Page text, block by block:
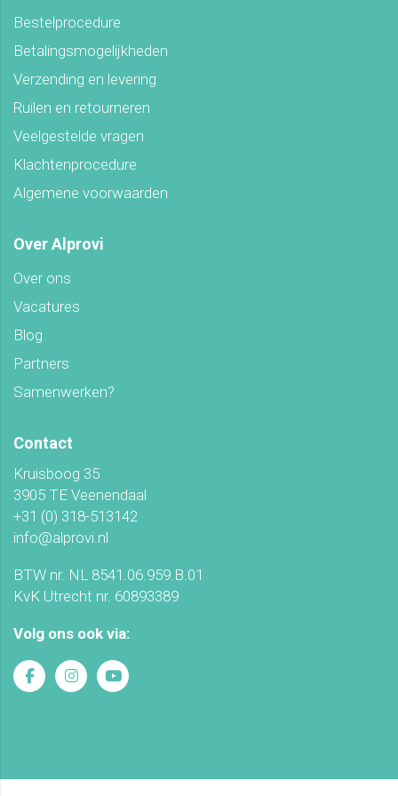
Bestelprocedure
Betalingsmogelijkheden
Verzending en levering
Ruilen en retourneren
Veelgestelde vragen
Klachtenprocedure
Algemene voorwaarden
Over Alprovi
Over ons
Vacatures
Blog
Partners
Samenwerken?
Contact
Kruisboog 35
3905 TE Veenendaal
+31 (0) 318-513142
info@alprovi.nl
BTW nr. NL 8541.06.959.B.01
KvK Utrecht nr. 60893389
Volg ons ook via: